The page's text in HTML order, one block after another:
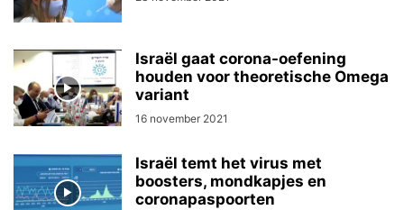
Israël gaat corona-oefening
houden voor theoretische Omega
variant
16 november 2021
Israël temt het virus met
boosters, mondkapjes en
coronapaspoorten